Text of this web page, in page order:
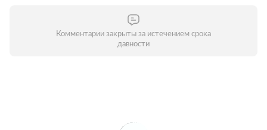
Комментарии закрыты за истечением срока
давности